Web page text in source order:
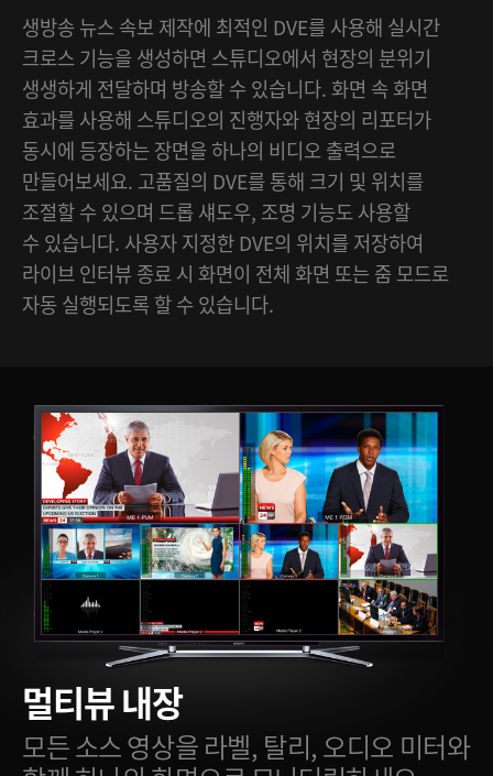
생방송 뉴스 속보 제작에 최적인 DVE를 사용해 실시간
크로스 기능을 생성하면 스튜디오에서 현장의 분위기
생생하게 전달하며 방송할 수 있습니다. 화면 속 화면
효과를 사용해 스튜디오의 진행자와 현장의 리포터가
동시에 등장하는 장면을 하나의 비디오 출력으로
만들어보세요. 고품질의 DVE를 통해 크기 및 위치를
조절할 수 있으며 드롭 섀도우, 조명 기능도 사용할
수 있습니다. 사용자 지정한 DVE의 위치를 저장하여
라이브 인터뷰 종료 시 화면이 전체 화면 또는 줌 모드로
자동 실행되도록 할 수 있습니다.
멀티뷰 내장
모든 소스 영상을 라벨, 탈리, 오디오 미터와